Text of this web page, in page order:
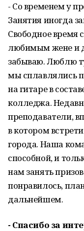
- Со временем у
Занятия иногда
Свободное время
любимым жене и
забываю. Люблю
мы сплавлялись
на гитаре в
колледжа.
преподаватели,
в котором
города. Наша
способной, и
нам занять
понравилось,
дальнейшем.
- Спасибо за